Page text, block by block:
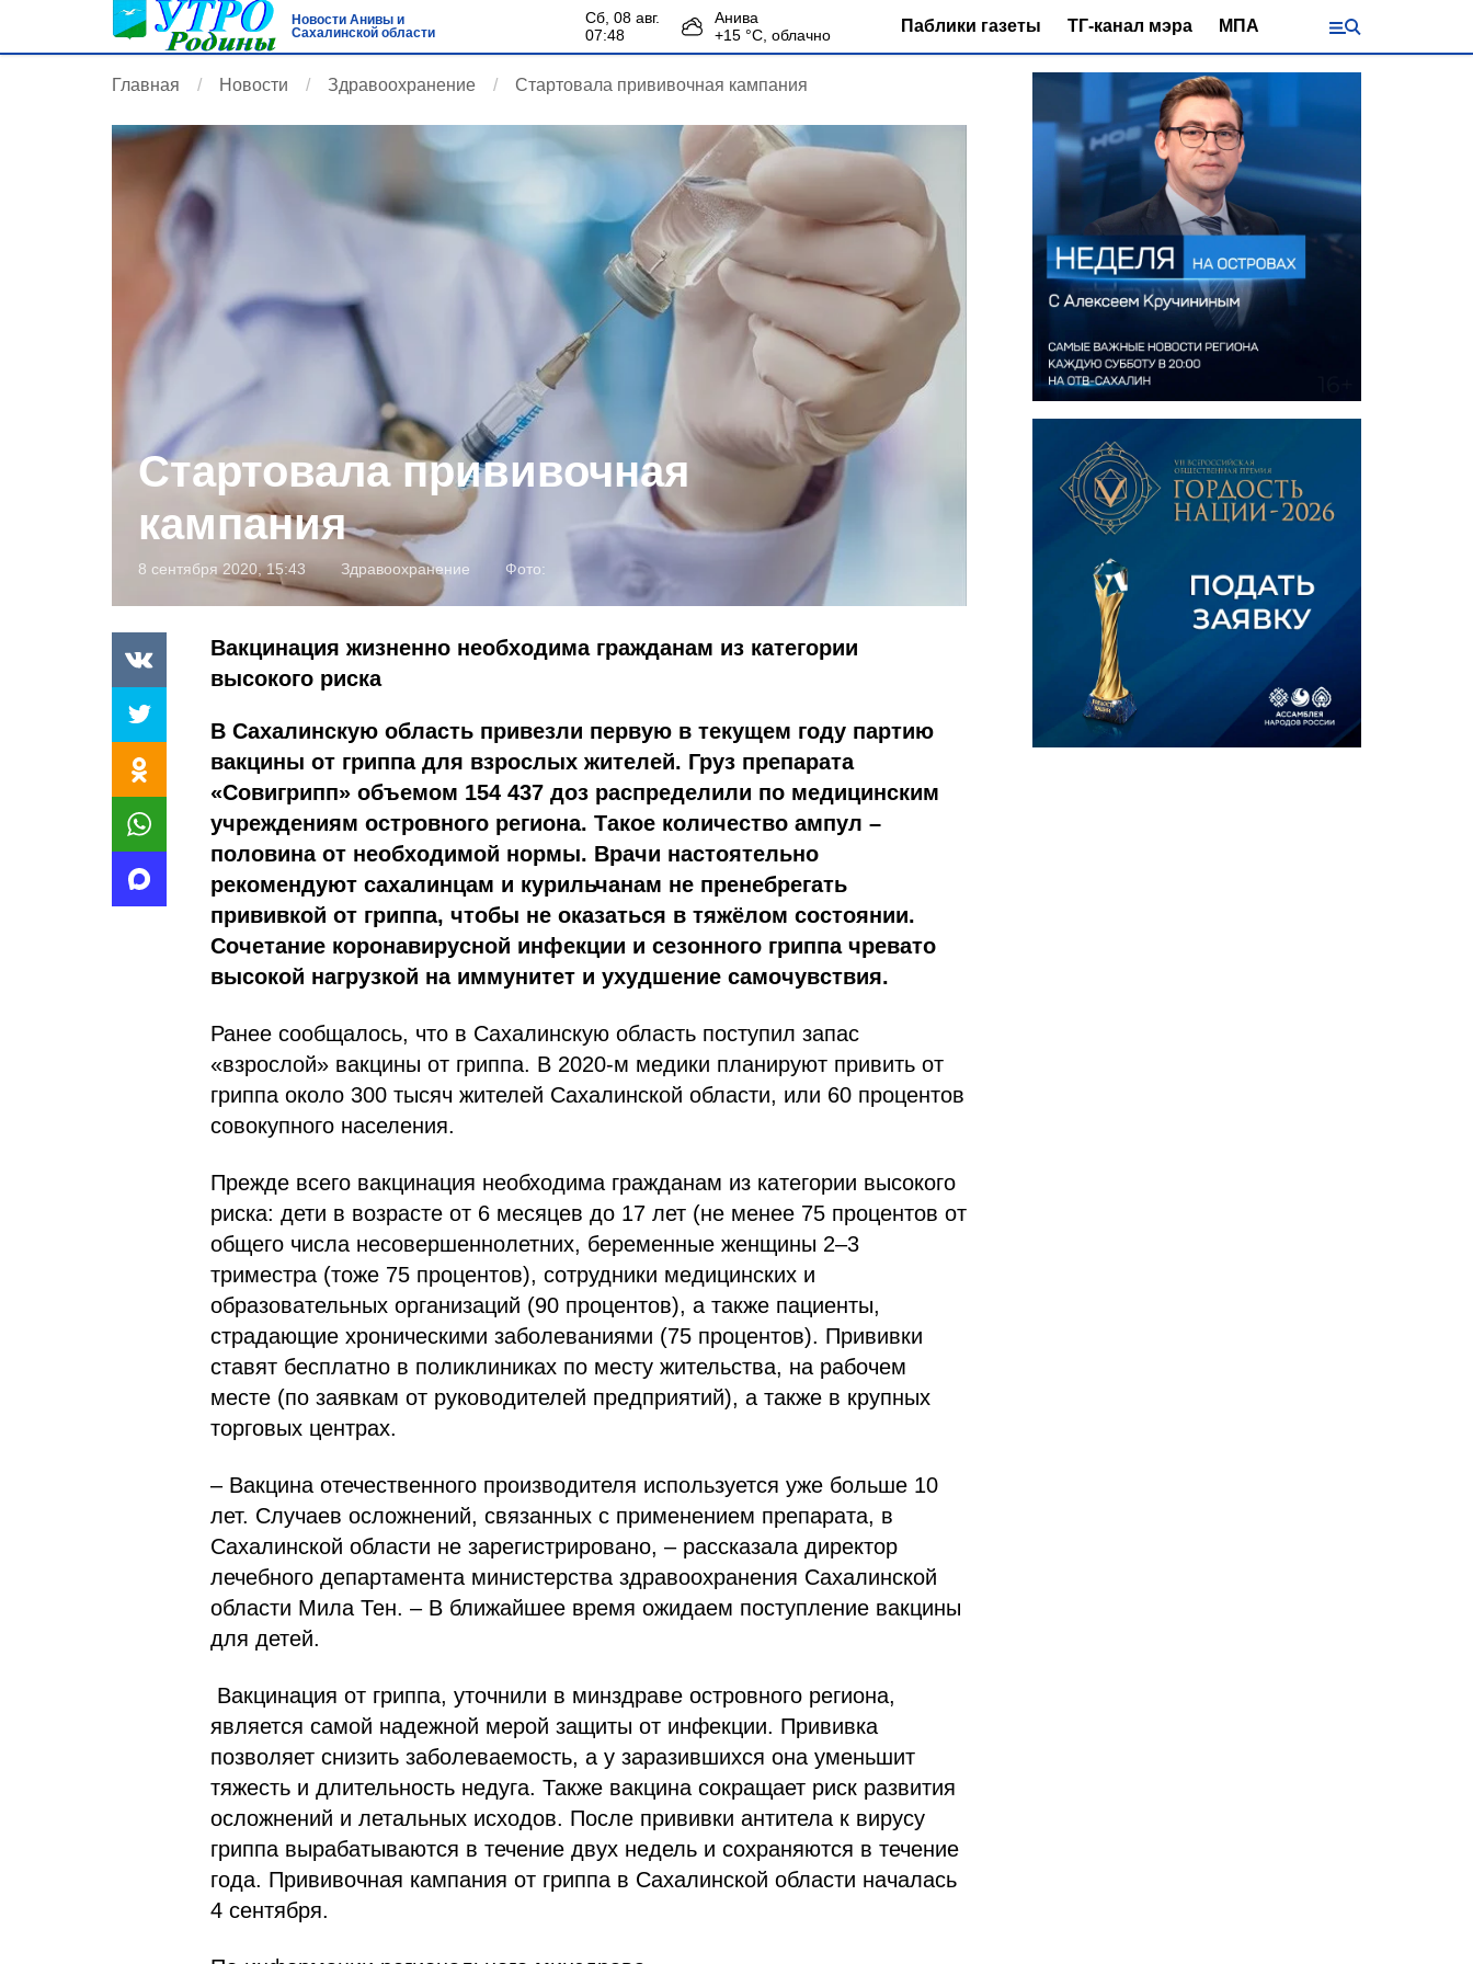
Новости Анивы и
Сахалинской области
сб, 08 авг.
07:48
Анива
+15 °С, облачно Паблики газеты ТГ-канал мэра МПА
Главная Новости Здравоохранение Стартовала прививочная кампания
Стартовала прививочная
кампания
8 сентября 2020, 15:43 Здравоохранение Фото:
Вакцинация жизненно необходима гражданам из категории
высокого риска
В Сахалинскую область привезли первую в текущем году партию
вакцины от гриппа для взрослых жителей. Груз препарата
«Совигрипп» объ­емом 154 437 доз распределили по медицинским
учреждениям островного региона. Такое количество ампул –
половина от необходимой нормы. Врачи настоятельно
рекомендуют сахалинцам и курильчанам не пренебрегать
прививкой от гриппа, чтобы не оказаться в тяжёлом состоянии.
Сочетание коронавирусной инфекции и сезонного гриппа чревато
высокой нагрузкой на иммунитет и ухудшение самочувствия.
Ранее сообщалось, что в Сахалинскую область поступил запас
«взрослой» вакцины от гриппа. В 2020-м медики планируют привить от
гриппа около 300 тысяч жителей Сахалинской области, или 60 процентов
совокупного населения.
Прежде всего вакцинация необходима гражданам из категории высокого
риска: дети в возрасте от 6 месяцев до 17 лет (не менее 75 процентов от
общего числа несовершеннолетних, беременные женщины 2–3
триместра (тоже 75 процентов), сотрудники медицинских и
образовательных организаций (90 процентов), а также пациенты,
страдающие хроническими заболеваниями (75 процентов). Прививки
ставят бесплатно в поликлиниках по месту жительства, на рабочем
месте (по заявкам от руководителей предпри­ятий), а также в крупных
торговых центрах.
– Вакцина отечественного производителя используется уже больше 10
лет. Случаев осложнений, связанных с применением препарата, в
Сахалинской области не зарегистрировано, – рассказала директор
лечебного департамента министерства здравоохранения Сахалинской
области Мила Тен. – В ближайшее время ожидаем поступление вакцины
для детей.
Вакцинация от гриппа, уточнили в минздраве островного региона,
является самой надежной мерой защиты от инфекции. Прививка
позволяет снизить за­болеваемость, а у заразившихся она уменьшит
тяжесть и длительность недуга. Также вакцина сокращает риск развития
осложнений и летальных исходов. По­сле прививки антитела к вирусу
гриппа вырабатываются в течение двух недель и сохраняются в течение
года. Прививочная кампания от гриппа в Сахалинской области началась
4 сентября.